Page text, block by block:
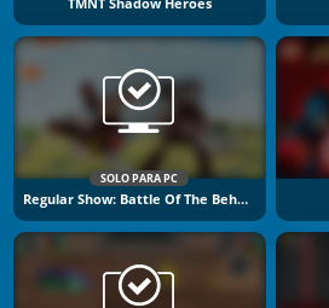
TMNT Shadow Heroes
SOLO PARA PC
Regular Show: Battle Of The Behemoths